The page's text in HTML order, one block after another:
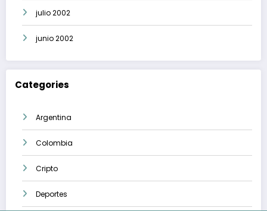
julio 2002
junio 2002
Categories
Argentina
Colombia
Cripto
Deportes